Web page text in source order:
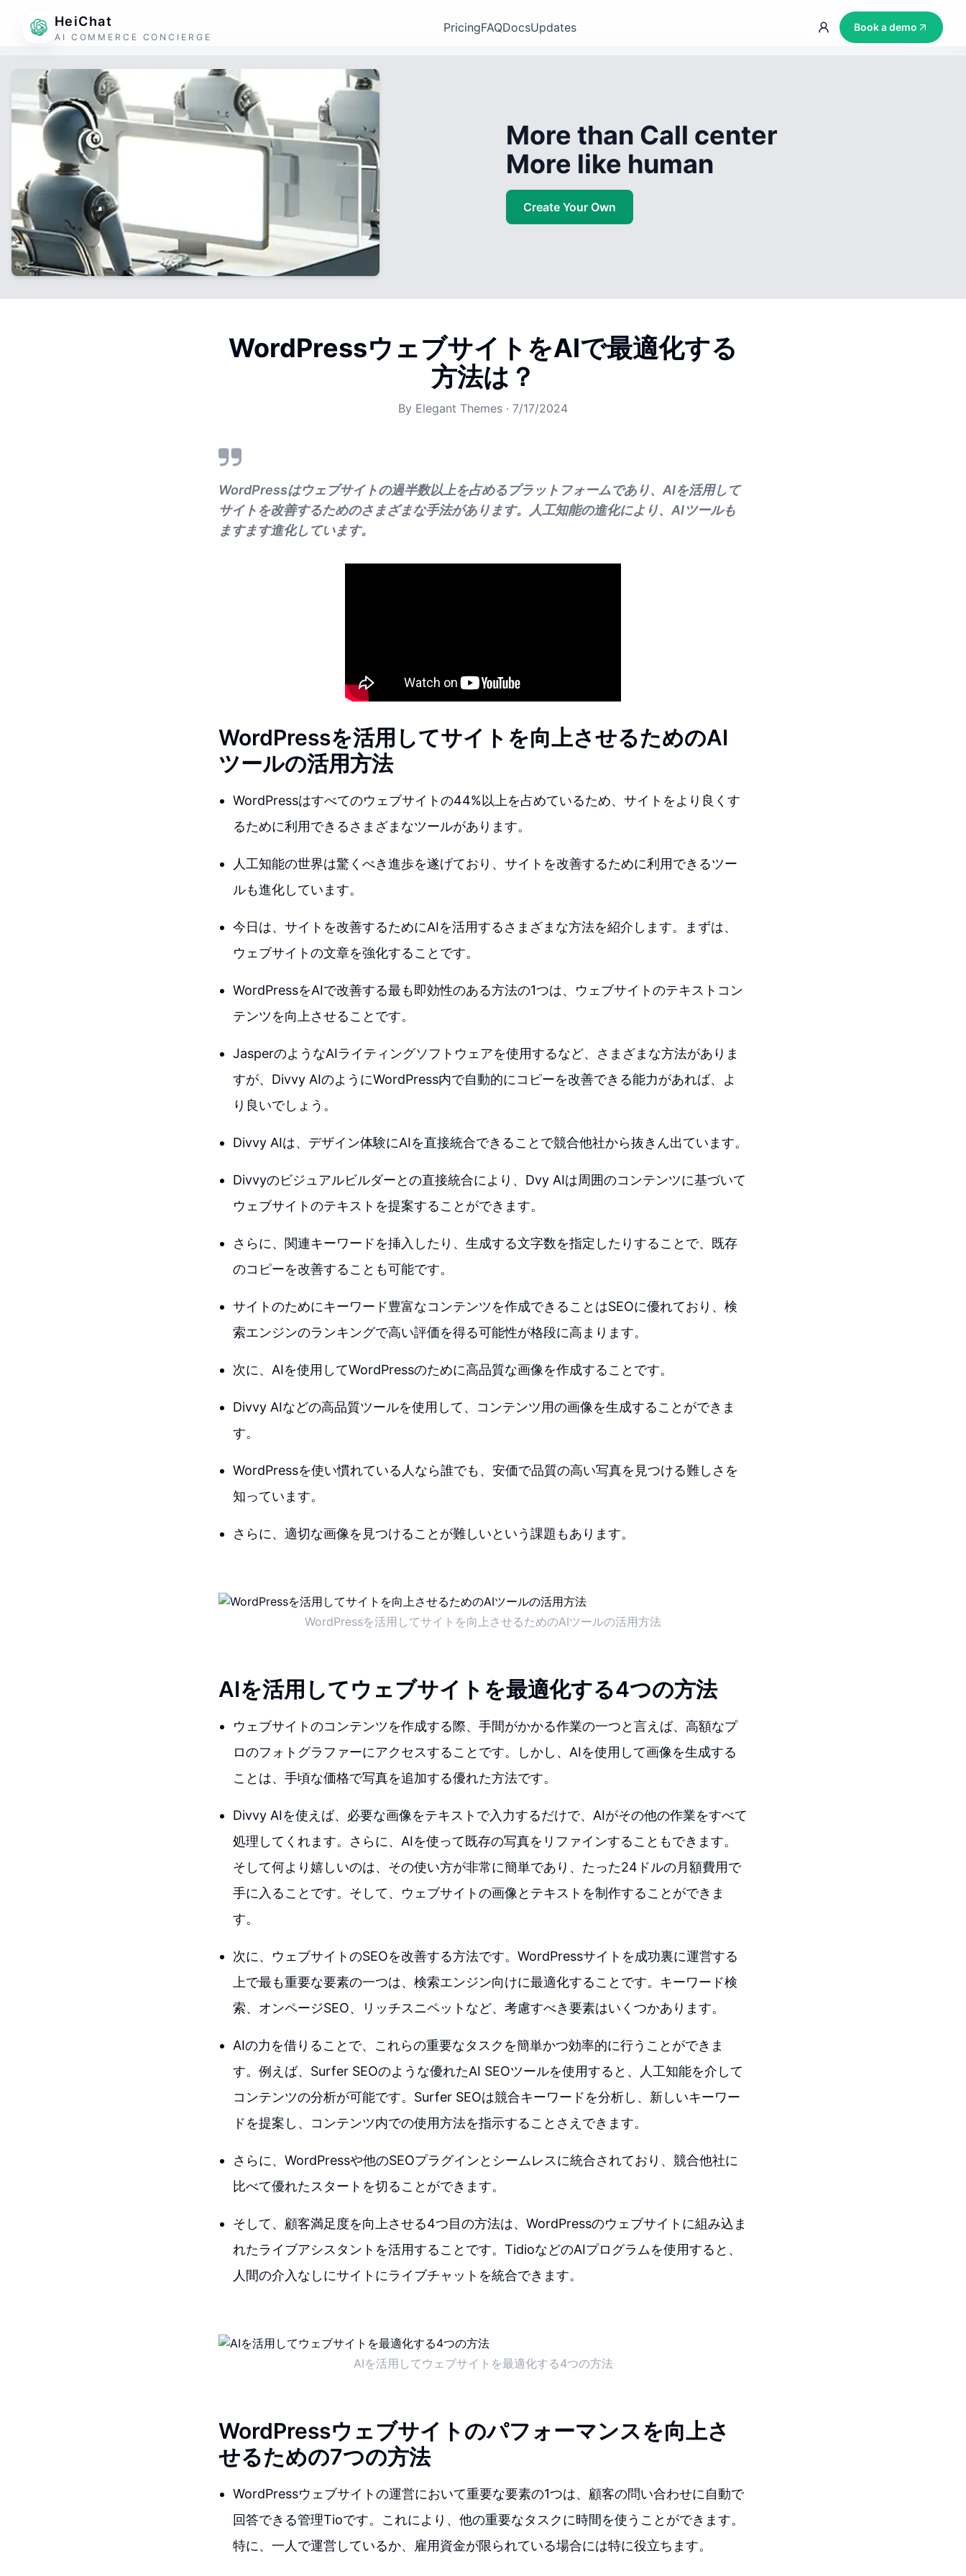
HeiChat
AI COMMERCE CONCIERGE
PricingFAQDocsUpdates Book a demo
More than Call center
More like human
Create Your Own
WordPressウェブサイトをAIで最適化する
方法は？
By Elegant Themes · 7/17/2024
WordPressはウェブサイトの過半数以上を占めるプラットフォームであり、AIを活用して
サイトを改善するためのさまざまな手法があります。人工知能の進化により、AIツールも
ますます進化しています。
WordPressを活用してサイトを向上させるためのAI
ツールの活用方法
WordPressはすべてのウェブサイトの44%以上を占めているため、サイトをより良くす
るために利用できるさまざまなツールがあります。
人工知能の世界は驚くべき進歩を遂げており、サイトを改善するために利用できるツー
ルも進化しています。
今日は、サイトを改善するためにAIを活用するさまざまな方法を紹介します。まずは、
ウェブサイトの文章を強化することです。
WordPressをAIで改善する最も即効性のある方法の1つは、ウェブサイトのテキストコン
テンツを向上させることです。
JasperのようなAIライティングソフトウェアを使用するなど、さまざまな方法がありま
すが、Divvy AIのようにWordPress内で自動的にコピーを改善できる能力があれば、よ
り良いでしょう。
Divvy AIは、デザイン体験にAIを直接統合できることで競合他社から抜きん出ています。
Divvyのビジュアルビルダーとの直接統合により、Dvy AIは周囲のコンテンツに基づいて
ウェブサイトのテキストを提案することができます。
さらに、関連キーワードを挿入したり、生成する文字数を指定したりすることで、既存
のコピーを改善することも可能です。
サイトのためにキーワード豊富なコンテンツを作成できることはSEOに優れており、検
索エンジンのランキングで高い評価を得る可能性が格段に高まります。
次に、AIを使用してWordPressのために高品質な画像を作成することです。
Divvy AIなどの高品質ツールを使用して、コンテンツ用の画像を生成することができま
す。
WordPressを使い慣れている人なら誰でも、安価で品質の高い写真を見つける難しさを
知っています。
さらに、適切な画像を見つけることが難しいという課題もあります。
WordPressを活用してサイトを向上させるためのAIツールの活用方法
AIを活用してウェブサイトを最適化する4つの方法
ウェブサイトのコンテンツを作成する際、手間がかかる作業の一つと言えば、高額なプ
ロのフォトグラファーにアクセスすることです。しかし、AIを使用して画像を生成する
ことは、手頃な価格で写真を追加する優れた方法です。
Divvy AIを使えば、必要な画像をテキストで入力するだけで、AIがその他の作業をすべて
処理してくれます。さらに、AIを使って既存の写真をリファインすることもできます。
そして何より嬉しいのは、その使い方が非常に簡単であり、たった24ドルの月額費用で
手に入ることです。そして、ウェブサイトの画像とテキストを制作することができま
す。
次に、ウェブサイトのSEOを改善する方法です。WordPressサイトを成功裏に運営する
上で最も重要な要素の一つは、検索エンジン向けに最適化することです。キーワード検
索、オンページSEO、リッチスニペットなど、考慮すべき要素はいくつかあります。
AIの力を借りることで、これらの重要なタスクを簡単かつ効率的に行うことができま
す。例えば、Surfer SEOのような優れたAI SEOツールを使用すると、人工知能を介して
コンテンツの分析が可能です。Surfer SEOは競合キーワードを分析し、新しいキーワー
ドを提案し、コンテンツ内での使用方法を指示することさえできます。
さらに、WordPressや他のSEOプラグインとシームレスに統合されており、競合他社に
比べて優れたスタートを切ることができます。
そして、顧客満足度を向上させる4つ目の方法は、WordPressのウェブサイトに組み込ま
れたライブアシスタントを活用することです。TidioなどのAIプログラムを使用すると、
人間の介入なしにサイトにライブチャットを統合できます。
AIを活用してウェブサイトを最適化する4つの方法
WordPressウェブサイトのパフォーマンスを向上さ
せるための7つの方法
WordPressウェブサイトの運営において重要な要素の1つは、顧客の問い合わせに自動で
回答できる管理Tioです。これにより、他の重要なタスクに時間を使うことができます。
特に、一人で運営しているか、雇用資金が限られている場合には特に役立ちます。